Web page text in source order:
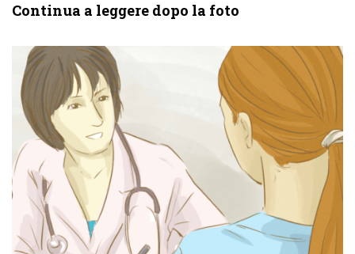
Continua a leggere dopo la foto